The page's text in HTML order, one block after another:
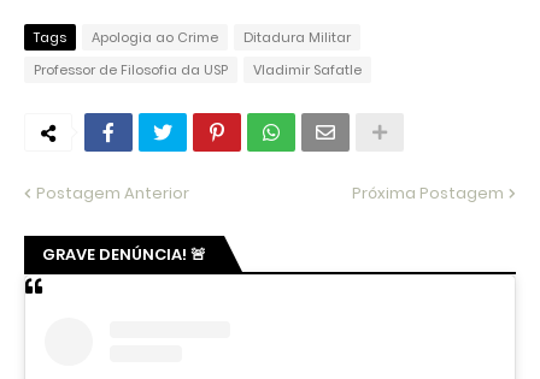
Tags Apologia ao Crime
Ditadura Militar
Professor de Filosofia da USP
Vladimir Safatle
Postagem Anterior Próxima Postagem
GRAVE DENÚNCIA! 🚨